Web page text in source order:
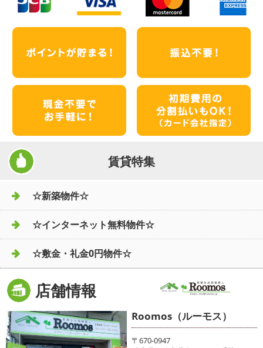
賃貸特集
☆新築物件☆
☆インターネット無料物件☆
☆敷金・礼金0円物件☆
店舗情報
Roomos（ルーモス）
〒670-0947